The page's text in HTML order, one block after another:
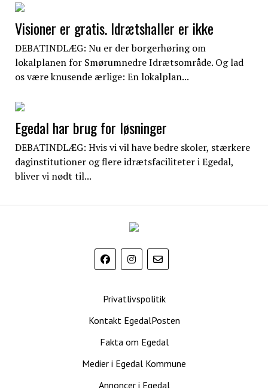
Visioner er gratis. Idrætshaller er ikke
DEBATINDLÆG: Nu er der borgerhøring om
lokalplanen for Smørumnedre Idrætsområde. Og lad
os være knusende ærlige: En lokalplan...
Egedal har brug for løsninger
DEBATINDLÆG: Hvis vi vil have bedre skoler, stærkere
daginstitutioner og flere idrætsfaciliteter i Egedal,
bliver vi nødt til...
EgedalPosten
Privatlivspolitik
Kontakt EgedalPosten
Fakta om Egedal
Medier i Egedal Kommune
Annoncer i Egedal